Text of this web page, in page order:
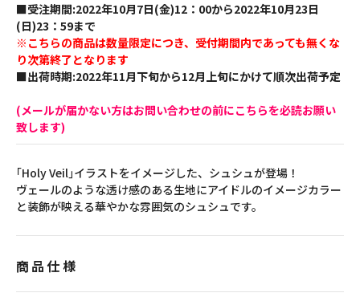
■受注期間:2022年10月7日(金)12：00から2022年10月23日
(日)23：59まで
※こちらの商品は数量限定につき、受付期間内であっても無くな
り次第終了となります
■出荷時期:2022年11月下旬から12月上旬にかけて順次出荷予定
(メールが届かない方はお問い合わせの前にこちらを必読お願い
致します)
｢Holy Veil｣イラストをイメージした、シュシュが登場！
ヴェールのような透け感のある生地にアイドルのイメージカラー
と装飾が映える華やかな雰囲気のシュシュです。
商品仕様